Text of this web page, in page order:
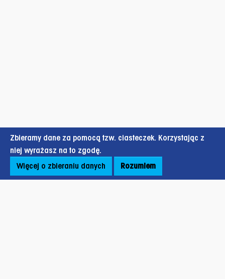
Zbieramy dane za pomocą tzw. ciasteczek. Korzystając z
niej wyrażasz na to zgodę.
Więcej o zbieraniu danych
Rozumiem